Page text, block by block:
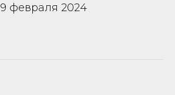
9 февраля 2024